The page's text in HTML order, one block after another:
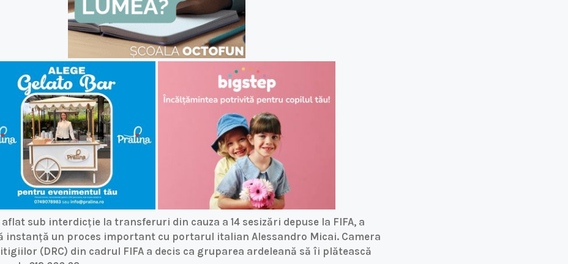
aflat sub interdicție la transferuri din cauza a 14 sesizări depuse la FIFA, a
instanță un proces important cu portarul italian Alessandro Micai. Camera
(DRC) din cadrul FIFA a decis ca gruparea ardeleană să îi plătească